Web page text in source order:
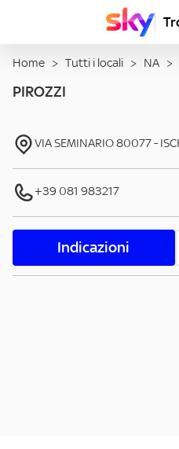
Home > Tutti i locali > NA >
PIROZZI
VIA SEMINARIO80077-
+39 081 983217
Indicazioni